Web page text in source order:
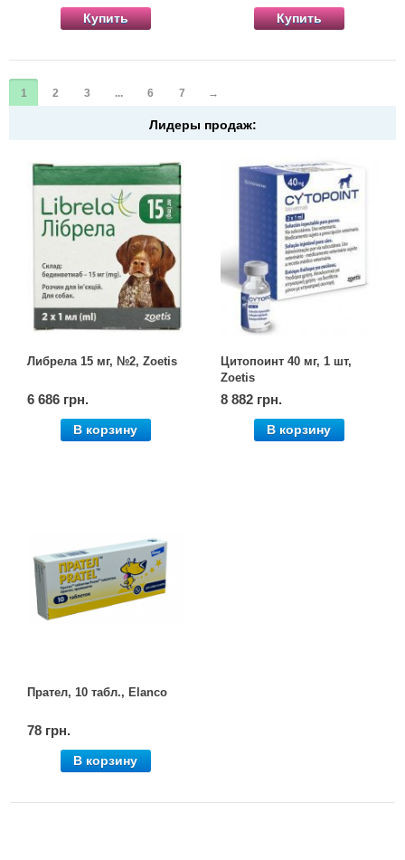
Купить Купить
1 2 3 ... 6 7 →
Лидеры продаж:
Либрела 15 мг, №2, Zoetis
6 686 грн.
В корзину
Цитопоинт 40 мг, 1 шт,
Zoetis
8 882 грн.
В корзину
Прател, 10 табл., Elanco
78 грн.
В корзину